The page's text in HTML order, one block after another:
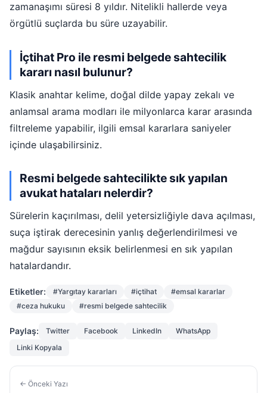
zamanaşımı süresi 8 yıldır. Nitelikli hallerde veya
örgütlü suçlarda bu süre uzayabilir.
İçtihat Pro ile resmi belgede sahtecilik
kararı nasıl bulunur?
Klasik anahtar kelime, doğal dilde yapay zekalı ve
anlamsal arama modları ile milyonlarca karar arasında
filtreleme yapabilir, ilgili emsal kararlara saniyeler
içinde ulaşabilirsiniz.
Resmi belgede sahtecilikte sık yapılan
avukat hataları nelerdir?
Sürelerin kaçırılması, delil yetersizliğiyle dava açılması,
suça iştirak derecesinin yanlış değerlendirilmesi ve
mağdur sayısının eksik belirlenmesi en sık yapılan
hatalardandır.
Etiketler: #Yargıtay kararları #içtihat
#emsal kararlar
#ceza hukuku
#resmi belgede sahtecilik
Paylaş: Twitter Facebook LinkedIn
WhatsApp
Linki Kopyala
← Önceki Yazı